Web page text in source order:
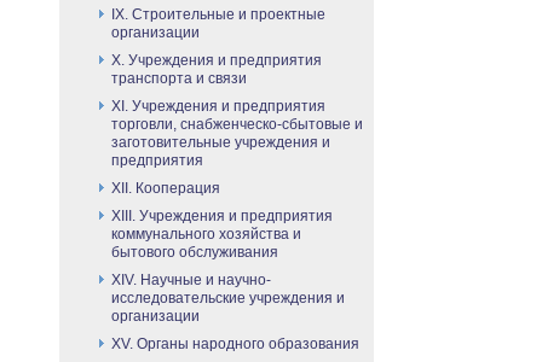
IX. Строительные и проектные
организации
X. Учреждения и предприятия
транспорта и связи
XI. Учреждения и предприятия
торговли, снабженческо-сбытовые и
заготовительные учреждения и
предприятия
XII. Кооперация
XIII. Учреждения и предприятия
коммунального хозяйства и
бытового обслуживания
XIV. Научные и научно-
исследовательские учреждения и
организации
XV. Органы народного образования